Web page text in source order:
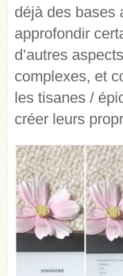
déjà des bases
approfondir
d’autres
complexes, et
les tisanes /
créer leurs